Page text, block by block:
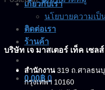
เกี่ยวกับเรา
นโยบายความเป็
ติดต่อเรา
ร้านค้า
0.00฿ 0
บริษัท เจ มาสเตอร์ เท็ค เซล
สำนักงาน 319 ถ.ศาลธน
กรุงเทพฯ 10160